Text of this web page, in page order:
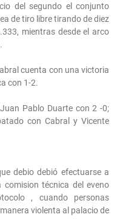
del segundo el conjunto
de tiro libre tirando de diez
mientras desde el arco
cuenta con una victoria
con 1-2.
Pablo Duarte con 2 -0;
con Cabral y Vicente
debio debió efectuarse a
técnica del eveno
, cuando personas
violenta al palacio de